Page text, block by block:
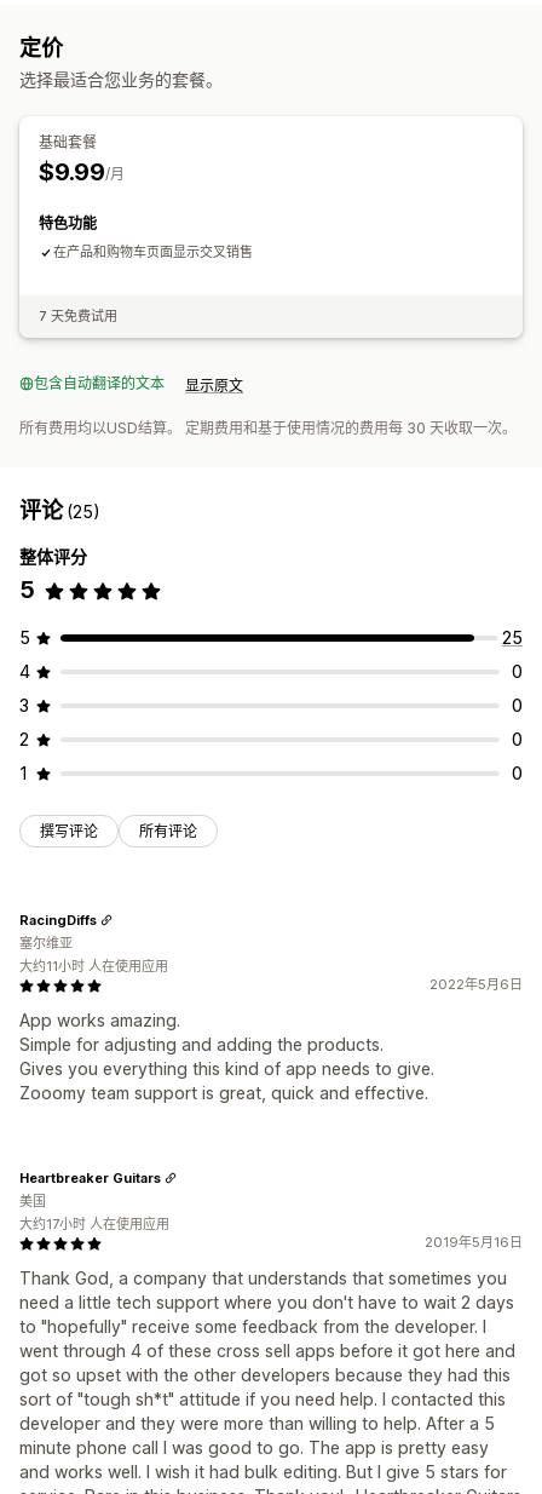
自定义规则
定价
选择最适合您业务的套餐。
基础套餐
$9.99/月
特色功能
在产品和购物车页面显示交叉销售
7 天免费试用
包含自动翻译的文本 显示原文
所有费用均以USD结算。 定期费用和基于使用情况的费用每 30 天收取一次。
评论(25)
整体评分
5
5
25
4
0
3
0
2
0
1
0
撰写评论 所有评论
2022年5月6日
App works amazing.
Simple for adjusting and adding the products.
Gives you everything this kind of app needs to give.
Zooomy team support is great, quick and effective.
RacingDiffs
塞尔维亚
大约11小时 人在使用应用
2019年5月16日
Thank God, a company that understands that sometimes you
need a little tech support where you don't have to wait 2 days
to "hopefully" receive some feedback from the developer. I
went through 4 of these cross sell apps before it got here and
got so upset with the other developers because they had this
sort of "tough sh*t" attitude if you need help. I contacted this
developer and they were more than willing to help. After a 5
minute phone call I was good to go. The app is pretty easy
and works well. I wish it had bulk editing. But I give 5 stars for
Heartbreaker Guitars
美国
大约17小时 人在使用应用